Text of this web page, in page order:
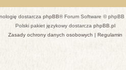
dostarcza phpBB® Forum Software © phpBB
Polski pakiet językowy dostarcza phpBB.pl
Zasady ochrony danych osobowych | Regulamin